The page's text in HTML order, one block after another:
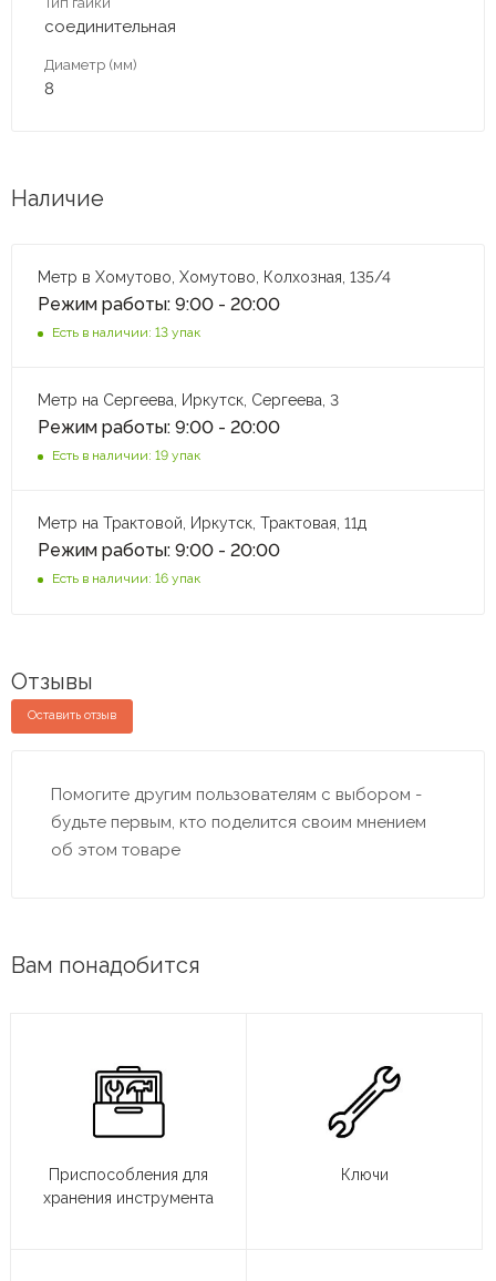
соединительная
Диаметр (мм)
8
Наличие
Метр в Хомутово, Хомутово, Колхозная, 135/4
Режим работы: 9:00 - 20:00
Есть в наличии: 13 упак
Метр на Сергеева, Иркутск, Сергеева, 3
Режим работы: 9:00 - 20:00
Есть в наличии: 19 упак
Метр на Трактовой, Иркутск, Трактовая, 11д
Режим работы: 9:00 - 20:00
Есть в наличии: 16 упак
Отзывы
Оставить отзыв
Помогите другим пользователям с выбором -
будьте первым, кто поделится своим мнением
об этом товаре
Вам понадобится
Приспособления для
хранения инструмента
Ключи